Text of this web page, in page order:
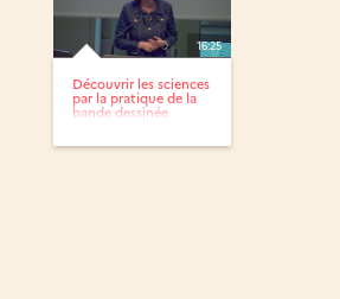
16:25
Découvrir les sciences
par la pratique de la
bande dessinée